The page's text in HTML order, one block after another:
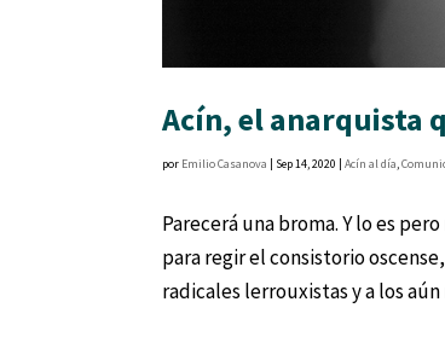
Acín, el anarquista
por Emilio Casanova Sep 14, 2020 |Acín al día,
Parecerá una broma. Y lo es
para regir el consistorio
radicales lerrouxistas y a los